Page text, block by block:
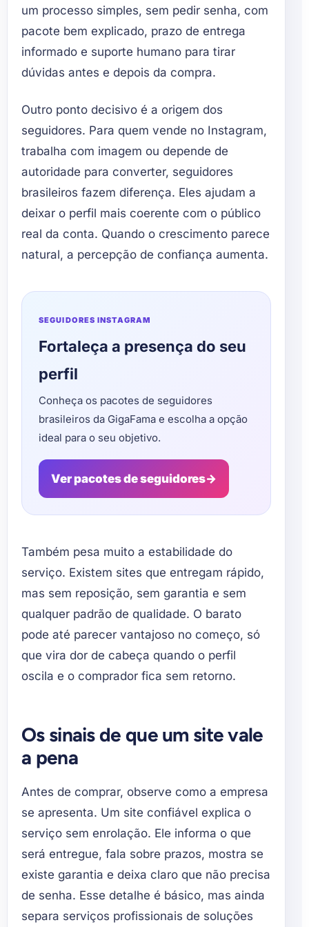
um processo simples, sem pedir senha, com
pacote bem explicado, prazo de entrega
informado e suporte humano para tirar
dúvidas antes e depois da compra.
Outro ponto decisivo é a origem dos
seguidores. Para quem vende no Instagram,
trabalha com imagem ou depende de
autoridade para converter, seguidores
brasileiros fazem diferença. Eles ajudam a
deixar o perfil mais coerente com o público
real da conta. Quando o crescimento parece
natural, a percepção de confiança aumenta.
SEGUIDORES INSTAGRAM
Fortaleça a presença do seu
perfil
Conheça os pacotes de seguidores
brasileiros da GigaFama e escolha a opção
ideal para o seu objetivo.
Ver pacotes de seguidores→
Também pesa muito a estabilidade do
serviço. Existem sites que entregam rápido,
mas sem reposição, sem garantia e sem
qualquer padrão de qualidade. O barato
pode até parecer vantajoso no começo, só
que vira dor de cabeça quando o perfil
oscila e o comprador fica sem retorno.
Os sinais de que um site vale
a pena
Antes de comprar, observe como a empresa
se apresenta. Um site confiável explica o
serviço sem enrolação. Ele informa o que
será entregue, fala sobre prazos, mostra se
existe garantia e deixa claro que não precisa
de senha. Esse detalhe é básico, mas ainda
separa serviços profissionais de soluções